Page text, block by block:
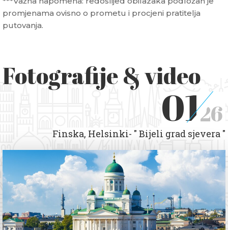
promjenama ovisno o prometu i procjeni pratitelja
putovanja.
Fotografije & video
0126
Finska, Helsinki- " Bijeli grad sjevera "